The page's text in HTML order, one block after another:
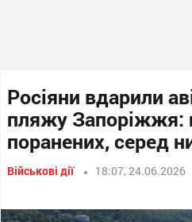
Росіяни вдарили
пляжу Запоріжжя:
поранених, серед
Військові дії 18:07, 24.06.2026